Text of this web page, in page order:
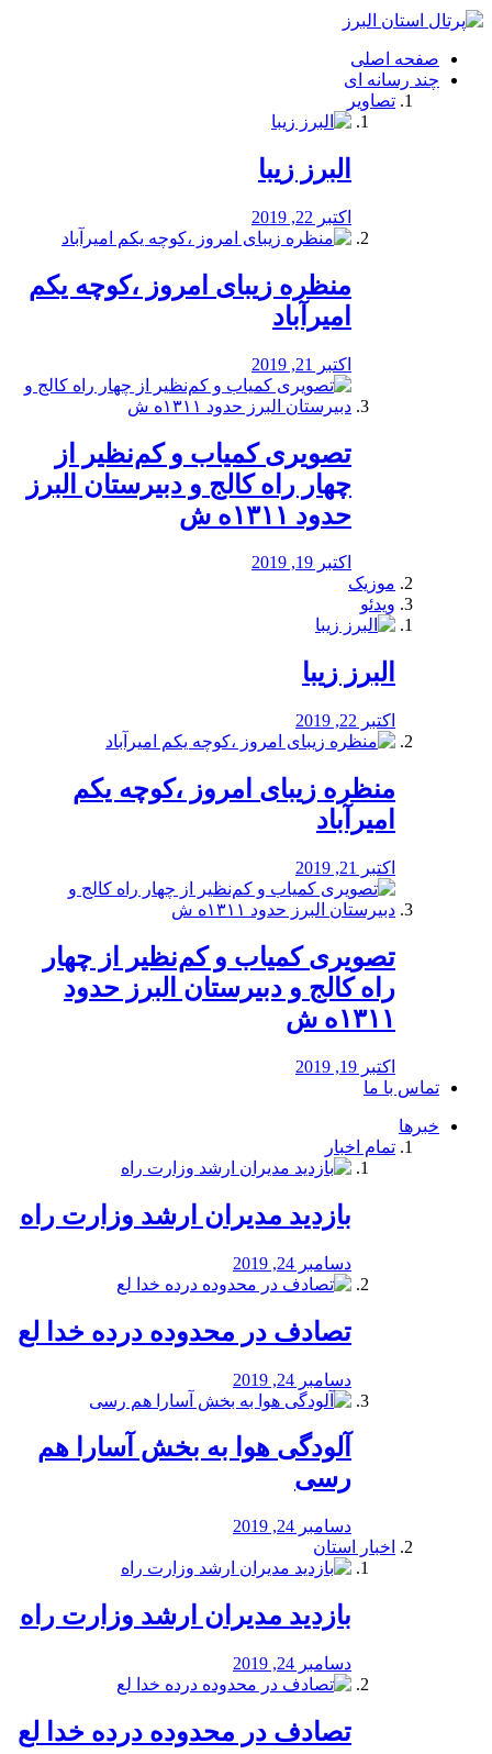
فصد
شرق
تهران
خشکشویی
صفحه اصلی
چند رسانه ای
تصاویر
البرز زیبا
اکتبر 22, 2019
منظره‌‌ زیبای امروز ،کوچه یکم
امیرآباد
اکتبر 21, 2019
️تصویری کمیاب و کم‌نظیر از
چهار راه كالج و دبيرستان البرز
حدود ۱۳۱۱ه ش
اکتبر 19, 2019
موزیک
ویدئو
البرز زیبا
اکتبر 22, 2019
منظره‌‌ زیبای امروز ،کوچه یکم
امیرآباد
اکتبر 21, 2019
️تصویری کمیاب و کم‌نظیر از چهار
راه كالج و دبيرستان البرز حدود
۱۳۱۱ه ش
اکتبر 19, 2019
تماس با ما
خبرها
تمام اخبار
بازدید مدیران ارشد وزارت راه
دسامبر 24, 2019
تصادف در محدوده درده خدا لع
دسامبر 24, 2019
آلودگی هوا به بخش آسارا هم
رسی
دسامبر 24, 2019
اخبار استان
بازدید مدیران ارشد وزارت راه
دسامبر 24, 2019
تصادف در محدوده درده خدا لع